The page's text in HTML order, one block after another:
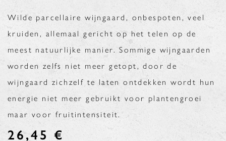
Wilde parcellaire wijngaard, onbespoten, veel
kruiden, allemaal gericht op het telen op de
meest natuurlijke manier. Sommige wijngaarden
worden zelfs niet meer getopt, door de
wijngaard zichzelf te laten ontdekken wordt hun
energie niet meer gebruikt voor plantengroei
maar voor fruitintensiteit.
26,45 €